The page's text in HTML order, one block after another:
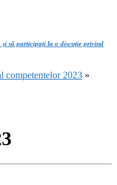
să participaţi la o discuţie privind
competentelor 2023 »